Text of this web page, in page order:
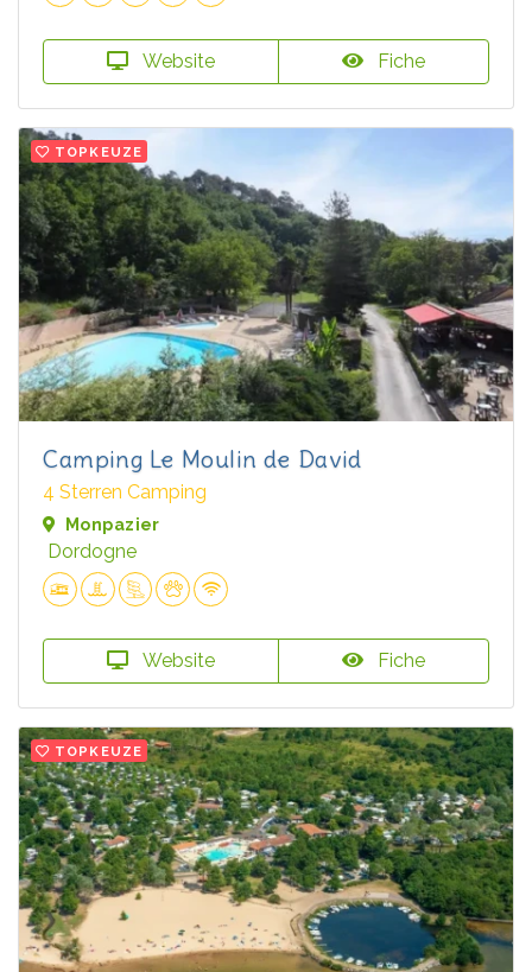
Website Fiche
TOPKEUZE
Camping Le Moulin de David
4 Sterren Camping
Monpazier
Dordogne
Website Fiche
TOPKEUZE